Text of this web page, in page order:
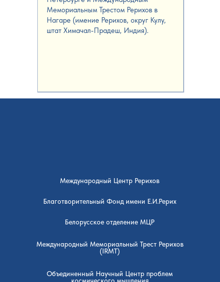
Мемориальным Трестом Рерихов в
Нагаре (имение Рерихов, округ Кулу,
штат Химачал-Прадеш, Индия).
Международный Центр Рерихов
Благотворительный Фонд имени Е.И.Рерих
Белорусское отделение МЦР
Международный Мемориальный Трест Рерихов
(IRMT)
Объединенный Научный Центр проблем